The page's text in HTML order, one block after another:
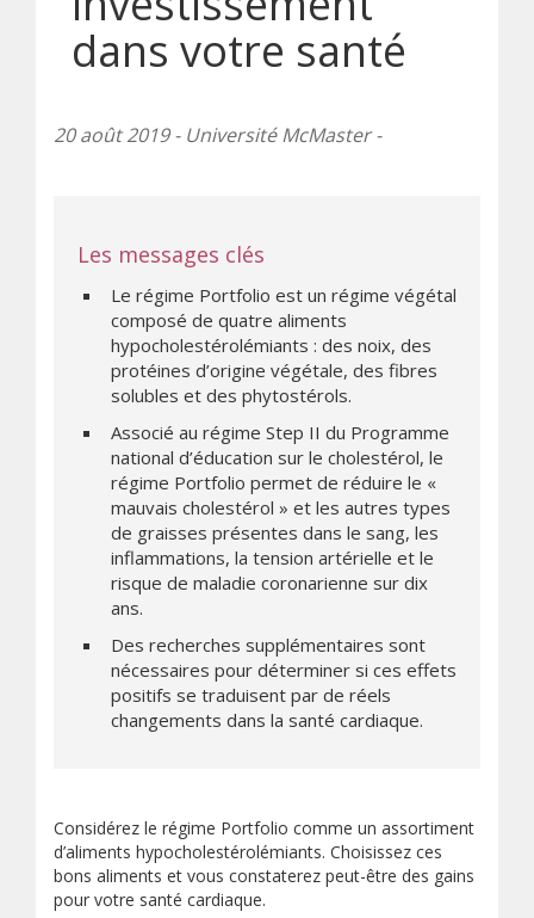
dans votre santé
20 août 2019 - Université McMaster -
Les messages clés
Le régime Portfolio est un régime végétal
composé de quatre aliments
hypocholestérolémiants : des noix, des
protéines d’origine végétale, des fibres
solubles et des phytostérols.
Associé au régime Step II du Programme
national d’éducation sur le cholestérol, le
régime Portfolio permet de réduire le «
mauvais cholestérol » et les autres types
de graisses présentes dans le sang, les
inflammations, la tension artérielle et le
risque de maladie coronarienne sur dix
ans.
Des recherches supplémentaires sont
nécessaires pour déterminer si ces effets
positifs se traduisent par de réels
changements dans la santé cardiaque.
Considérez le régime Portfolio comme un assortiment
d’aliments hypocholestérolémiants. Choisissez ces
bons aliments et vous constaterez peut-être des gains
pour votre santé cardiaque.